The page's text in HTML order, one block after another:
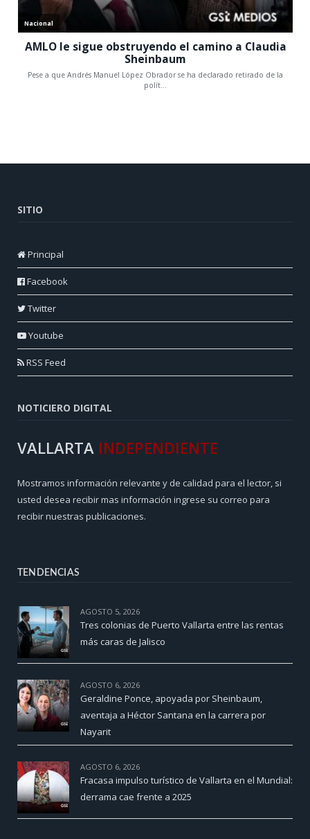
SITIO
Principal
Facebook
Twitter
Youtube
RSS Feed
NOTICIERO DIGITAL
VALLARTA INDEPENDIENTE
Mostramos información relevante y de calidad para el lector, si
usted desea recibir mas información ingrese su correo para
recibir nuestras publicaciones.
TENDENCIAS
AGOSTO 5, 2026
Tres colonias de Puerto Vallarta entre las rentas
más caras de Jalisco
AGOSTO 6, 2026
Geraldine Ponce, apoyada por Sheinbaum,
aventaja a Héctor Santana en la carrera por
Nayarit
AGOSTO 6, 2026
Fracasa impulso turístico de Vallarta en el Mundial:
derrama cae frente a 2025